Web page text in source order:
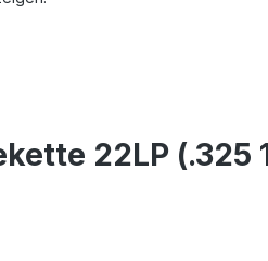
22LP (.325